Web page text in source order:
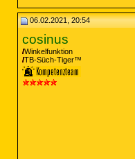
06.02.2021, 20:54
cosinus
Winkelfunktion
TB-Süch-Tiger™